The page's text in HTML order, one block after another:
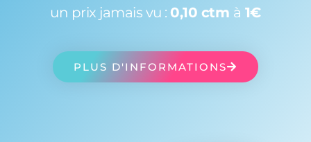
un prix jamais vu : 0,10 ctm à 1€
PLUS D'INFORMATIONS